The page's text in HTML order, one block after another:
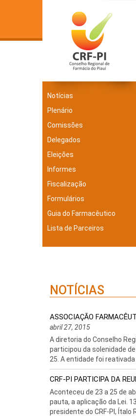
Notícias
Plenário
Comissões
Delegados
Eleições
Informes
Fiscalização
Formulários
Guia do Farmacêutico
Lista de Parceiros
NOTÍCIAS
ASSOCIAÇÃO
abril 27, 2015
A diretoria do Conselho
participou da solenidade
25. A entidade foi
CRF-PI PARTICIPA DA
Aconteceu de 23 a 25 de
pauta, a aplicação da Lei.
presidente do CRF-PI, Ítalo